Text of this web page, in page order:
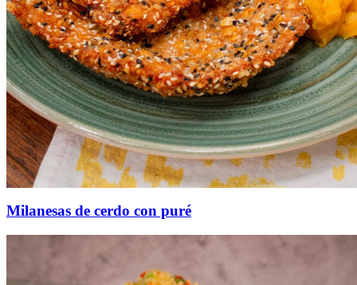
Milanesas de cerdo con puré